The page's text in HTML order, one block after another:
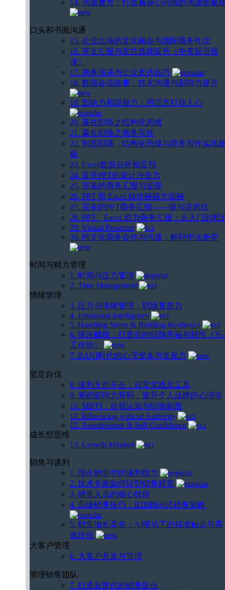
14. 沟通魔方：打造脑身心同频的沟通能量
口头和书面沟通
15. 企业出海的文化融合与国际商务礼仪
16. 英文汇报与发言效能提升（中英双语授
课）
17. 商务演讲与公众表达技巧
18. 数据会说故事：技术沟通与影响力提升
19. 影响力和说服力：用语言打动人心
20. 赢在职场之结构化思维
21. 赢在职场之商务写作
22. 制胜职场：结构化思维与商务写作实战
籍
23. Excel数据分析和应用
24. 提升PPT的设计冲击力
25. 完美的商务汇报与呈现
26. PPT 和 Excel 操作秘籍大揭秘
27. 完美的PPT商务汇报——做与说俱佳
28. PPT、Excel 助力商务汇报：从入门到精
29. Virtual Presenter
30. 跨文化商务合作与沟通：解码中法差异
时间与精力管理
1. 时间与压力管理
2. Time Management
情绪管理
3. 压力与情绪管理：职场复原力
4. Emotional Intelligence
5. Handling Stress & Building Resilience
6. 快乐赋能：打造你的职场幸福与韧性（乐
工作坊）
7. BANI时代的心理资本与复原力
坚定自信
8. 谈判无所不在：日常实践及工具
9. 累积影响力筹码，提升个人品牌的心理学
10. MBTI：自我认知与职场制胜
11. Influencing without Authority
12. Assertiveness & Self-Confidence
成长型思维
13. Growth Mindset
销售与谈判
1. 强化销售中的谈判能力
2. 技术专家如何转型销售精英
3. 销售人员的核心技能
4. 高级销售技巧：B2B顾问式销售策略
5. 销售增长革命：AI驱动下的精准触达与高
效转化
大客户管理
6. 大客户开发与管理
管理销售团队
7. 打造新世代的销售队伍